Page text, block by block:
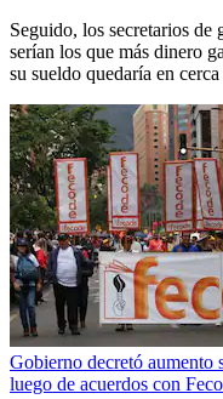
Seguido, los secretarios
serían los que más dinero
su sueldo quedaría en
Gobierno decretó aumento
luego de acuerdos con